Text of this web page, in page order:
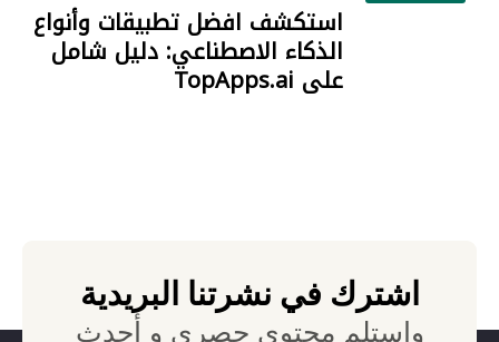
استكشف افضل تطبيقات وأنواع
الذكاء الاصطناعي: دليل شامل
على TopApps.ai
اشترك في نشرتنا البريدية
واستلم محتوى حصري و أحدث